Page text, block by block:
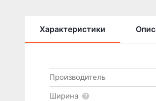
Характеристики
Производитель
Ширина